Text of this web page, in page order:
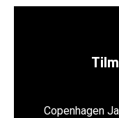
Copenhagen